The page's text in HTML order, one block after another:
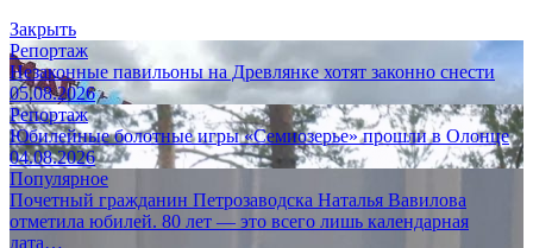
Закрыть
Репортаж
Незаконные павильоны на Древлянке хотят законно снести
05.08.2026
Репортаж
Юбилейные болотные игры «Семиозерье» прошли в Олонце
04.08.2026
Популярное
Почетный гражданин Петрозаводска Наталья Вавилова
отметила юбилей. 80 лет — это всего лишь календарная
дата…